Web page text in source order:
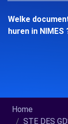
Welke
huren in NIMES
Home
STE DES